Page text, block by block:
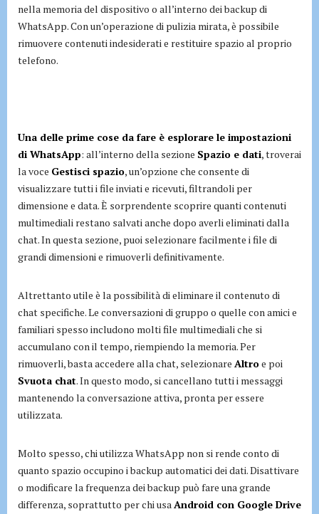
nella memoria del dispositivo o all’interno dei backup di
WhatsApp. Con un’operazione di pulizia mirata, è possibile
rimuovere contenuti indesiderati e restituire spazio al proprio
telefono.
Una delle prime cose da fare è esplorare le impostazioni
di WhatsApp: all’interno della sezione Spazio e dati, troverai
la voce Gestisci spazio, un’opzione che consente di
visualizzare tutti i file inviati e ricevuti, filtrandoli per
dimensione e data. È sorprendente scoprire quanti contenuti
multimediali restano salvati anche dopo averli eliminati dalla
chat. In questa sezione, puoi selezionare facilmente i file di
grandi dimensioni e rimuoverli definitivamente.
Altrettanto utile è la possibilità di eliminare il contenuto di
chat specifiche. Le conversazioni di gruppo o quelle con amici e
familiari spesso includono molti file multimediali che si
accumulano con il tempo, riempiendo la memoria. Per
rimuoverli, basta accedere alla chat, selezionare Altroe poi
Svuota chat. In questo modo, si cancellano tutti i messaggi
mantenendo la conversazione attiva, pronta per essere
utilizzata.
Molto spesso, chi utilizza WhatsApp non si rende conto di
quanto spazio occupino i backup automatici dei dati. Disattivare
o modificare la frequenza dei backup può fare una grande
differenza, soprattutto per chi usaAndroid con Google Drive